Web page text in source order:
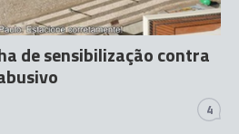
de sensibilização contra
4